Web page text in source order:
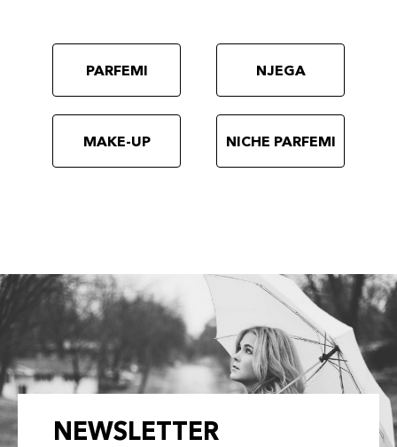
PARFEMI NJEGA
MAKE-UP NICHE PARFEMI
NEWSLETTER